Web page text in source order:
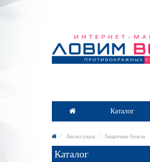
Каталог
Аксессуары Защитные боксы
Каталог